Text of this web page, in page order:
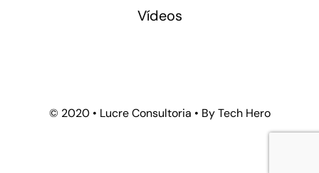
Vídeos
© 2020 • Lucre Consultoria • By Tech Hero